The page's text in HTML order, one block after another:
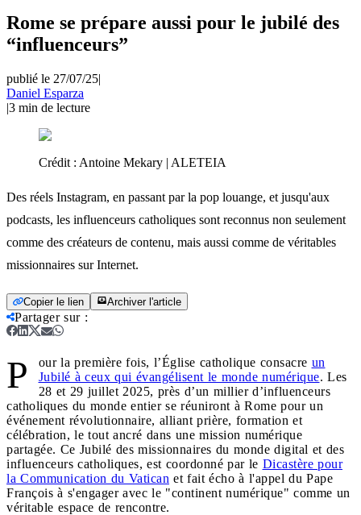
Rome se prépare aussi pour le jubilé des
“influenceurs”
publié le 27/07/25|
Daniel Esparza
|3 min de lecture
Crédit : Antoine Mekary | ALETEIA
Des réels Instagram, en passant par la pop louange, et jusqu'aux
podcasts, les influenceurs catholiques sont reconnus non seulement
comme des créateurs de contenu, mais aussi comme de véritables
missionnaires sur Internet.
Copier le lien Archiver l'article
Partager sur:
P our la première fois, l’Église catholique consacre un
Jubilé à ceux qui évangélisent le monde numérique. Les
28 et 29 juillet 2025, près d’un millier d’influenceurs
catholiques du monde entier se réuniront à Rome pour un
événement révolutionnaire, alliant prière, formation et
célébration, le tout ancré dans une mission numérique
partagée. Ce Jubilé des missionnaires du monde digital et des
influenceurs catholiques, est coordonné par le Dicastère pour
la Communication du Vatican et fait écho à l'appel du Pape
François à s'engager avec le "continent numérique" comme un
véritable espace de rencontre.